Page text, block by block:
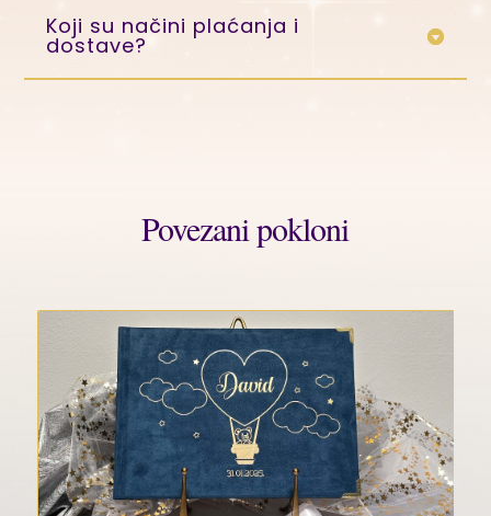
Koji su načini plaćanja i
dostave?
Povezani pokloni